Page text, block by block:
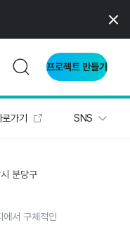
프로젝트 만들기
가기 SNS
분당구
서 구체적인